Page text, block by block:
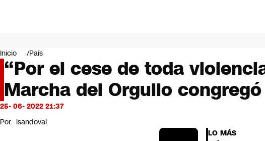
Mundo
Negocios
Deportes
Programas completos
Cultura
Servicios
Bits
CNN Data
Inicio País
“Por el cese de toda
Marcha del Orgullo
25- 06- 2022 21:37
Por lsandoval
LO MÁS